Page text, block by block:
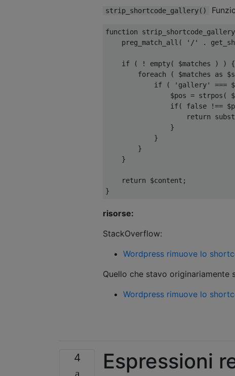
strip_shortcode_gallery()
function strip_shortcode_gallery
    preg_match_all
( '/' .
if ( ! empty( $matches ) )
{
foreach
( $matches as
if
( 'gallery' ===
                $pos
= strpos (
if( false !==
return
}
}
}
}
return $content ;
}
risorse:
StackOverflow:
Wordpress rimuove lo
Quello che stavo originariamente
Wordpress rimuove lo
4 Espressioni